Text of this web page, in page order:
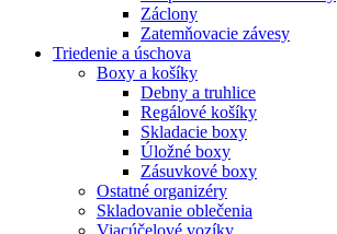
Záclony
Zatemňovacie závesy
Triedenie a úschova
Boxy a košíky
Debny a truhlice
Regálové košíky
Skladacie boxy
Úložné boxy
Zásuvkové boxy
Ostatné organizéry
Skladovanie oblečenia
Viacúčelové vozíky